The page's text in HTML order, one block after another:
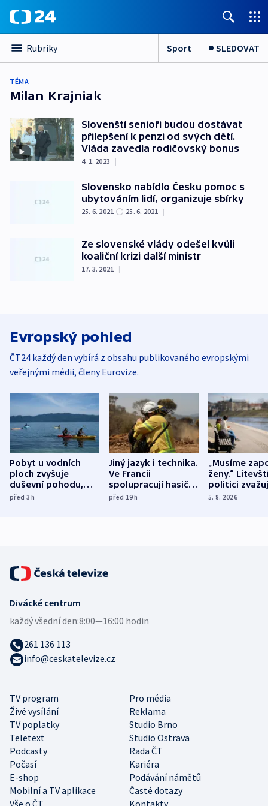
Rubriky Sport SLEDOVAT
TÉMA
Milan Krajniak
Slovenští senioři budou dostávat
přilepšení k penzi od svých dětí.
Vláda zavedla rodičovský bonus
4. 1. 2023 |
Slovensko nabídlo Česku pomoc s
ubytováním lidí, organizuje sbírky
25. 6. 2021 25. 6. 2021 |
Ze slovenské vlády odešel kvůli
koaliční krizi další ministr
17. 3. 2021 |
Evropský pohled
ČT24 každý den vybírá z obsahu publikovaného evropskými
veřejnými médii, členy Eurovize.
Pobyt u vodních
ploch zvyšuje
duševní pohodu,
ukázala
před 3h
Jiný jazyk i technika.
Ve Francii
spolupracují hasiči z
různých zemí
před 19h
„Musíme
ženy.“
politici
dohodu o
5. 8. 2026
TV program
Pro média
Živé vysílání
Reklama
TV poplatky
Studio Brno
Teletext
Studio Ostrava
Podcasty
Rada ČT
Počasí
Kariéra
E-shop
Podávání námětů
Mobilní a TV aplikace
Časté dotazy
Divácké centrum
každý všední den:8:00—16:00 hodin
261 136 113
info@ceskatelevize.cz